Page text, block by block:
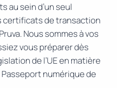
au sein d’un seul
certificats de transaction
Nous sommes à vos
vous préparer dès
de l’UE en matière
Passeport numérique de